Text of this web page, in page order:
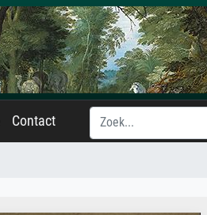
Contact